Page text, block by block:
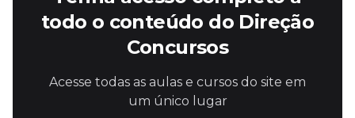
todo o conteúdo do Direção
Concursos
Acesse todas as aulas e cursos do site em
um único lugar